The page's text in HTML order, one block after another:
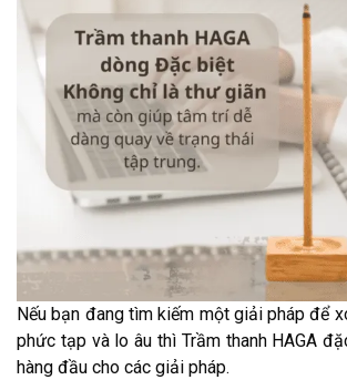
Nếu bạn đang tìm kiếm một giải pháp để
phức tạp và lo âu thì Trầm thanh HAGA
hàng đầu cho các giải pháp.